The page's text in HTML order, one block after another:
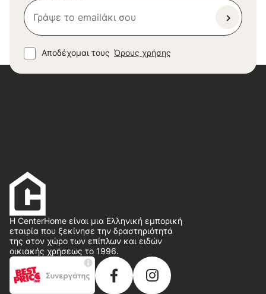
Αποδέχομαι τους Όρους χρήσης
Η CenterHome είναι μια Ελληνική εμπορική
εταιρία που ξεκίνησε την δραστηριότητά
της στον χώρο των επίπλων και ειδών
οικιακής χρήσεως το 1996.